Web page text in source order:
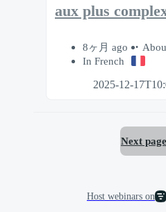
aux plus
8ヶ月 ago
In French
2025-12-
Next page
Host webinars on